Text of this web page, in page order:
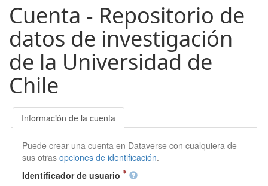
Cuenta - Repositorio de
datos de investigación
de la Universidad de
Chile
Información de la cuenta
Puede crear una cuenta en Dataverse con cualquiera de
sus otrasopciones de identificación.
Identificador de usuario